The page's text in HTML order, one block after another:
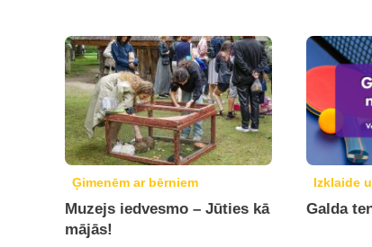
Ģimenēm ar bērniem
Muzejs iedvesmo – Jūties kā
mājās!
Izklaide
Galda